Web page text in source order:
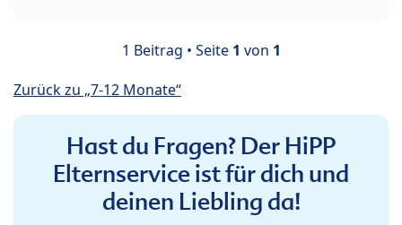
1 Beitrag • Seite 1 von 1
Zurück zu „7-12 Monate“
Hast du Fragen? Der HiPP
Elternservice ist für dich und
deinen Liebling da!